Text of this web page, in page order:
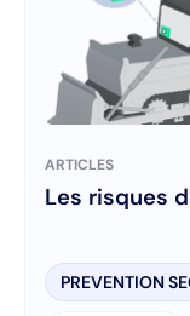
ARTICLES
Les risques
PREVENTION